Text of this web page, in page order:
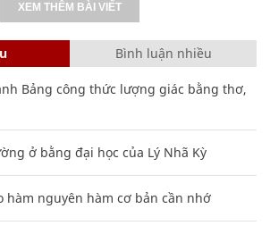
XEM THÊM BÀI VIẾT
Bình luận nhiều
Bảng công thức lượng giác bằng thơ,
ở bằng đại học của Lý Nhã Kỳ
hàm nguyên hàm cơ bản cần nhớ